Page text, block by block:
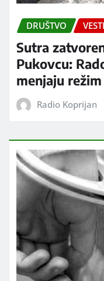
DRUŠTVO VESTI
Sutra
Pukovcu:
menjaju
Radio Koprijan